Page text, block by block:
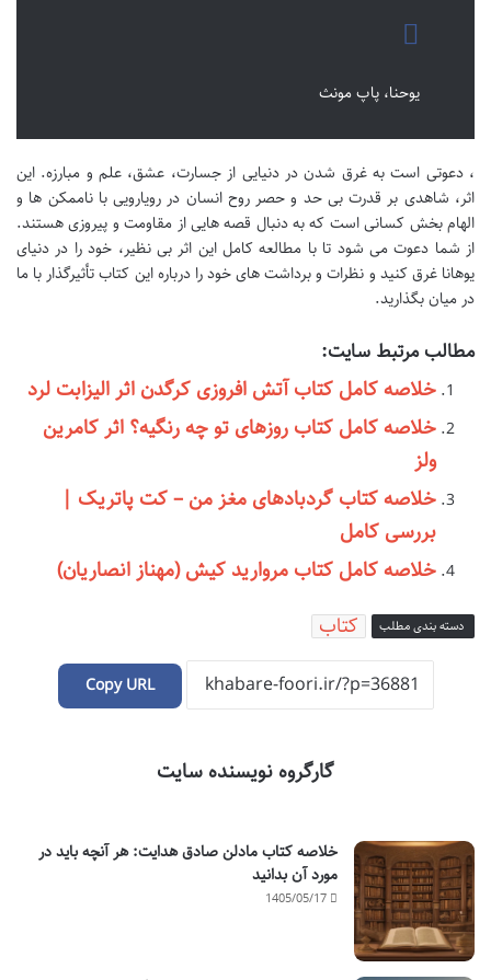
یوحنا، پاپ مونث
، دعوتی است به غرق شدن در دنیایی از جسارت، عشق، علم و مبارزه. این
اثر، شاهدی بر قدرت بی حد و حصر روح انسان در رویارویی با ناممکن ها و
الهام بخش کسانی است که به دنبال قصه هایی از مقاومت و پیروزی هستند.
از شما دعوت می شود تا با مطالعه کامل این اثر بی نظیر، خود را در دنیای
یوهانا غرق کنید و نظرات و برداشت های خود را درباره این کتاب تأثیرگذار با ما
در میان بگذارید.
مطالب مرتبط سایت:
خلاصه کامل کتاب آتش افروزی کرگدن اثر الیزابت لرد
خلاصه کامل کتاب روزهای تو چه رنگیه؟ اثر کامرین
ولز
خلاصه کتاب گردبادهای مغز من – کت پاتریک |
بررسی کامل
خلاصه کامل کتاب مروارید کیش (مهناز انصاریان)
دسته بندی مطلب کتاب
Copy URL
گارگروه نویسنده سایت
خلاصه کتاب مادلن صادق هدایت: هر آنچه باید در
مورد آن بدانید
1405/05/17